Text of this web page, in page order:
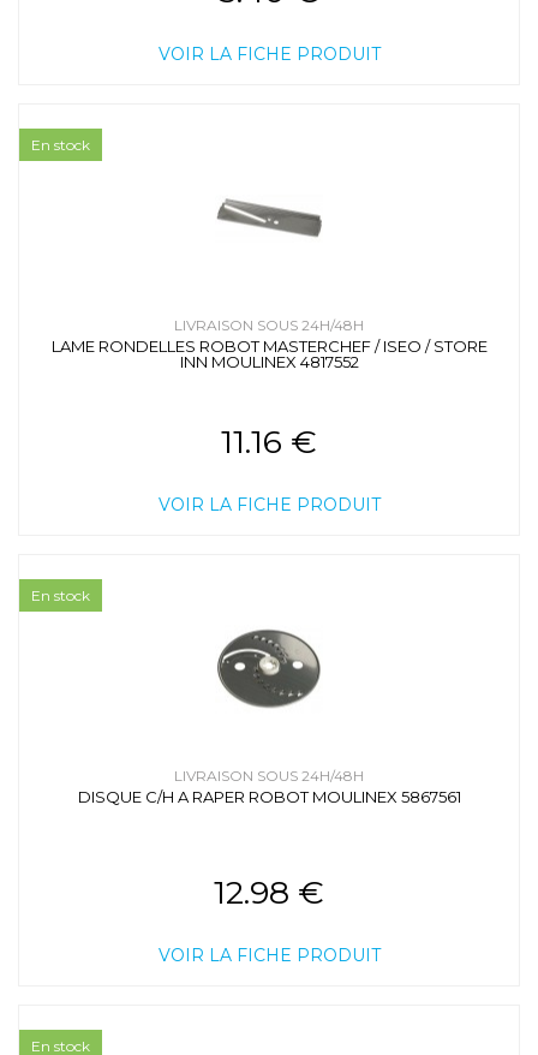
VOIR LA FICHE PRODUIT
LIVRAISON SOUS 24H/48H
LAME RONDELLES ROBOT MASTERCHEF / ISEO / STORE
INN MOULINEX 4817552
11.16 €
VOIR LA FICHE PRODUIT
En stock
LIVRAISON SOUS 24H/48H
DISQUE C/H A RAPER ROBOT MOULINEX 5867561
12.98 €
VOIR LA FICHE PRODUIT
En stock
En stock